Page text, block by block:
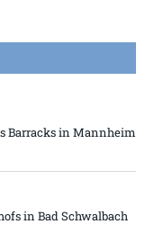
Barracks in Mannheim
in Bad Schwalbach